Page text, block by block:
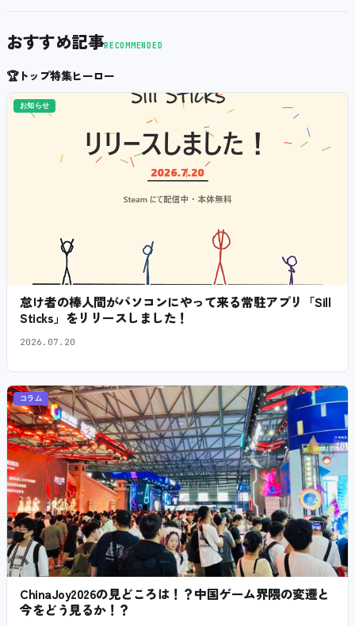
おすすめ記事RECOMMENDED
🏆トップ特集ヒーロー
お知らせ
怠け者の棒人間がパソコンにやって来る常駐アプリ「Sill
Sticks」をリリースしました！
2026.07.20
コラム
ChinaJoy2026の見どころは！？中国ゲーム界隈の変遷と
今をどう見るか！？